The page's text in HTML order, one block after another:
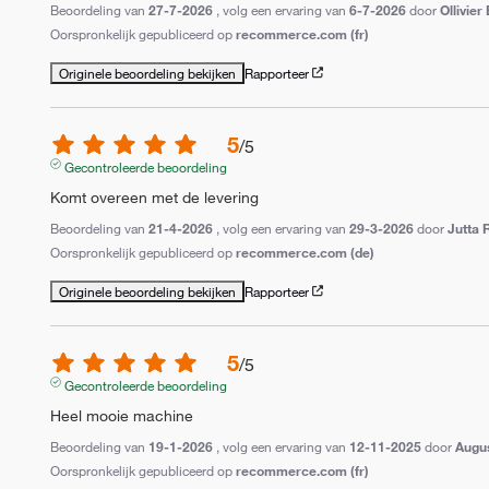
Beoordeling van27-7-2026 , volg een ervaring van6-7-2026 doorOllivier
Oorspronkelijk gepubliceerd oprecommerce.com (fr)
Originele beoordeling bekijken Rapporteer
5/5
Gecontroleerde beoordeling
Komt overeen met de levering
Beoordeling van21-4-2026 , volg een ervaring van29-3-2026 doorJutta
Oorspronkelijk gepubliceerd oprecommerce.com (de)
Originele beoordeling bekijken Rapporteer
5/5
Gecontroleerde beoordeling
Heel mooie machine
Beoordeling van 19-1-2026 , volg een ervaring van 12-11-2025 door
Oorspronkelijk gepubliceerd oprecommerce.com (fr)